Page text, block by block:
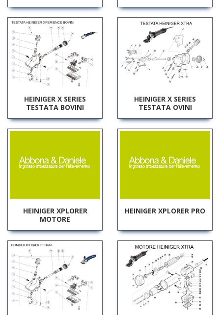
HEINIGER X SERIES
TESTATA BOVINI
HEINIGER X SERIES
TESTATA OVINI
HEINIGER XPLORER
MOTORE
HEINIGER XPLORER PRO